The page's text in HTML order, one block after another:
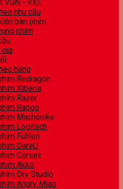
VGN - VXE
nhu cầu
bàn phím
phím
giá
hãng
Redragon
Xiberia
Razer
Rapoo
Machenike
Logitech
Fuhlen
DareU
Corsair
Akko
Dry Studio
Angry Miao